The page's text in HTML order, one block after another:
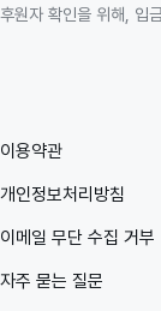
후원자 확인을 위해, 입
이용약관
개인정보처리방침
이메일 무단 수집 거부
자주 묻는 질문